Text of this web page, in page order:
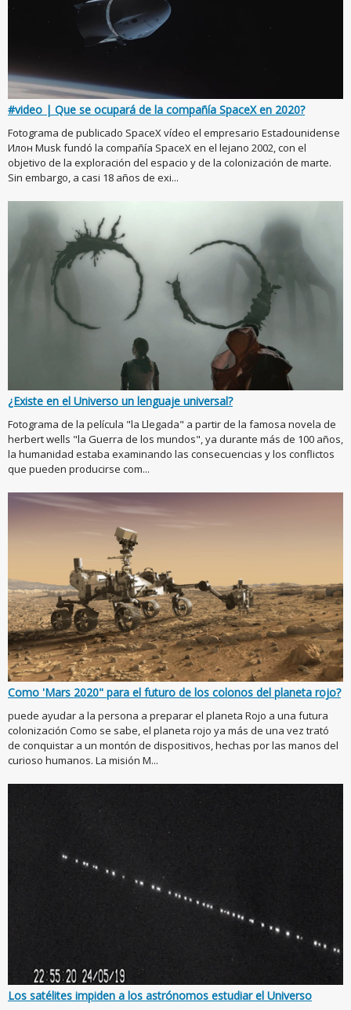
#video | Que se ocupará de la compañía SpaceX en 2020?
Fotograma de publicado SpaceX vídeo el empresario Estadounidense
Илон Musk fundó la compañía SpaceX en el lejano 2002, con el
objetivo de la exploración del espacio y de la colonización de marte.
Sin embargo, a casi 18 años de exi...
¿Existe en el Universo un lenguaje universal?
Fotograma de la película "la Llegada" a partir de la famosa novela de
herbert wells "la Guerra de los mundos", ya durante más de 100 años,
la humanidad estaba examinando las consecuencias y los conflictos
que pueden producirse com...
Como 'Mars 2020" para el futuro de los colonos del planeta rojo?
puede ayudar a la persona a preparar el planeta Rojo a una futura
colonización Como se sabe, el planeta rojo ya más de una vez trató
de conquistar a un montón de dispositivos, hechas por las manos del
curioso humanos. La misión M...
Los satélites impiden a los astrónomos estudiar el Universo